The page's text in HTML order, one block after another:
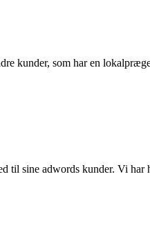
kunder, som har en
til sine adwords kunder. Vi